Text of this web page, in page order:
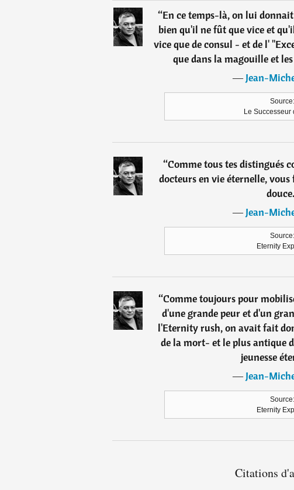
“En ce temps-là, on lui
bien qu'il ne fût que vice et
vice que de consul - et de l'
que dans la magouille et
―Jean-
Source:
Le Successeur
“Comme tous tes distingués
docteurs en vie éternelle,
douce.
―Jean-
Source:
Eternity
“Comme toujours pour
d'une grande peur et d'un
l'Eternity rush, on avait fait
de la mort- et le plus antique
jeunesse
―Jean-
Source:
Eternity
Citations